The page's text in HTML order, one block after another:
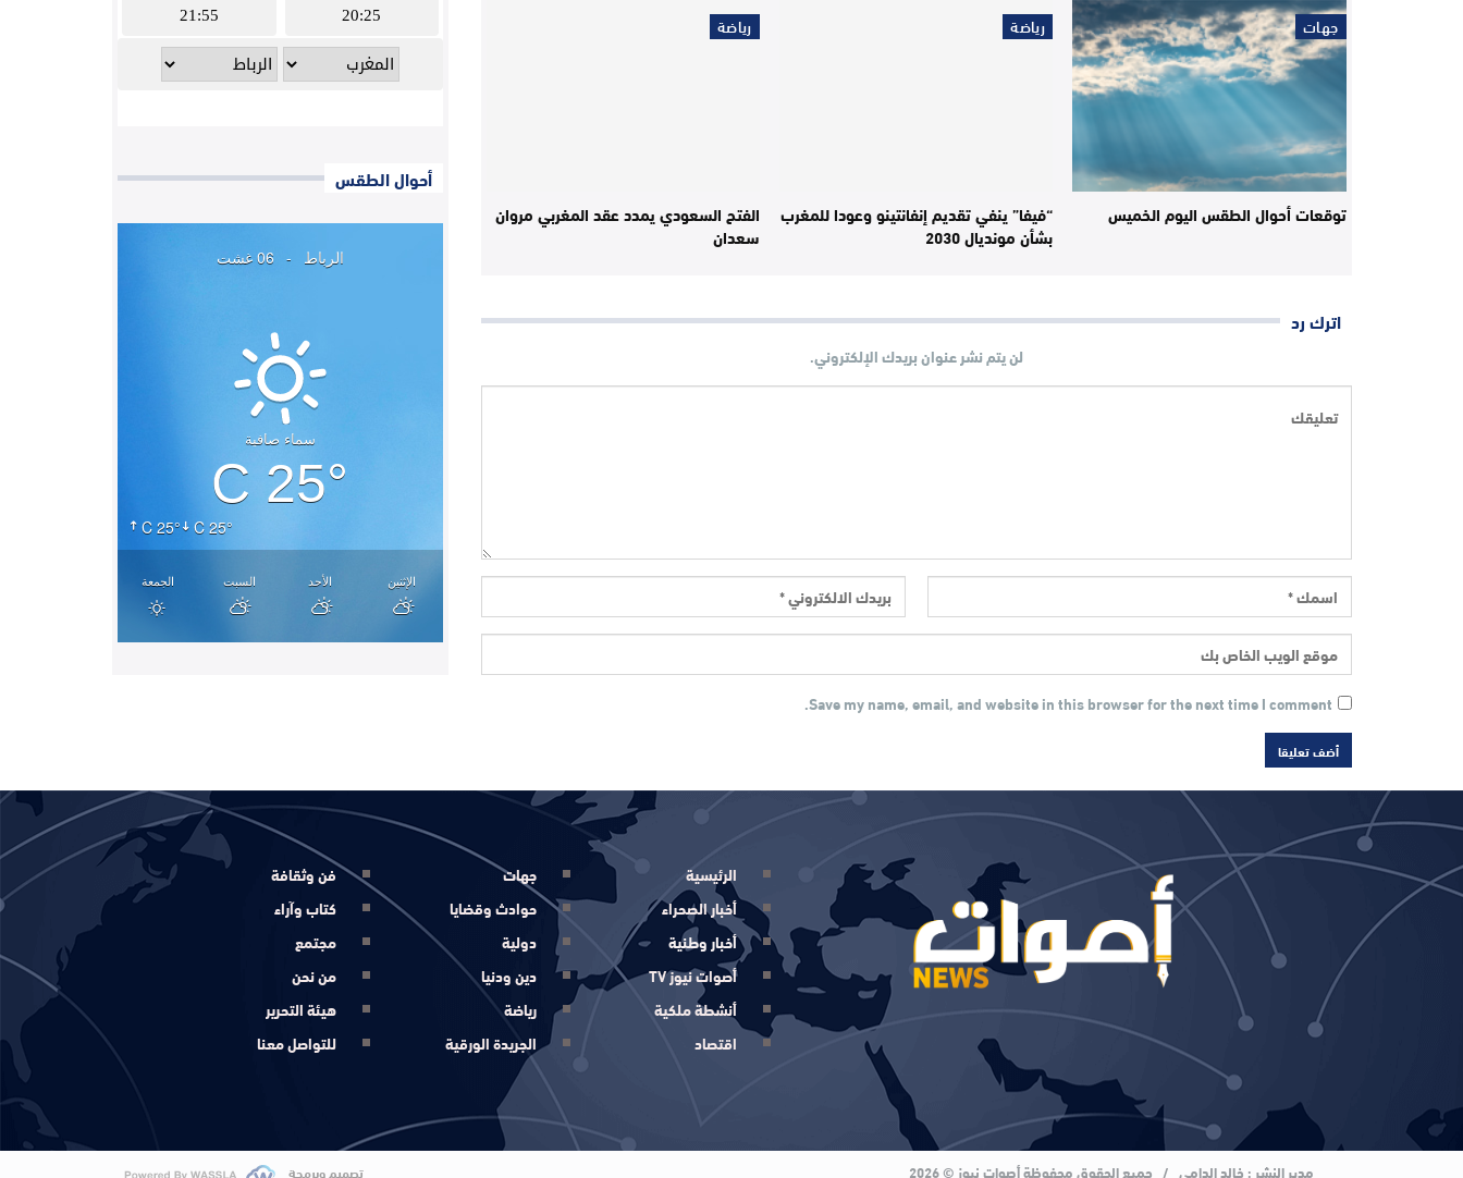
جهات
توقعات أحوال الطقس اليوم الخميس
رياضة
“فيفا” ينفي تقديم إنفانتينو وعودا للمغرب
بشأن مونديال 2030
رياضة
الفتح السعودي يمدد عقد المغربي مروان
سعدان
اترك رد
لن يتم نشر عنوان بريدك الإلكتروني.
Save my name, email, and website in this browser for the next time I comment.
أحوال الطقس
الرباط - 06 غشت
25° C 25° C
سماء صافية
25° C
الجمعة السبت الأحد الإثنين
الرئيسية
أخبار الصحراء
أخبار وطنية
أصوات نيوز TV
أنشطة ملكية
اقتصاد
جهات
حوادث وقضايا
دولية
دين ودنيا
رياضة
الجريدة الورقية
فن وثقافة
كتاب وآراء
مجتمع
من نحن
هيئة التحرير
للتواصل معنا
مدير النشر : خالد الدامي / جميع الحقوق محفوظة أصوات نيوز © 2026 تصميم وبرمجة